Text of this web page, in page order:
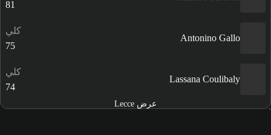
81
Antonino Gallo
كلي
75
Lassana Coulibaly
كلي
74
عرض Lecce